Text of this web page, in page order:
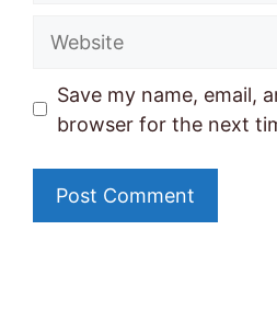
Website
Save my name, email,
browser for the next